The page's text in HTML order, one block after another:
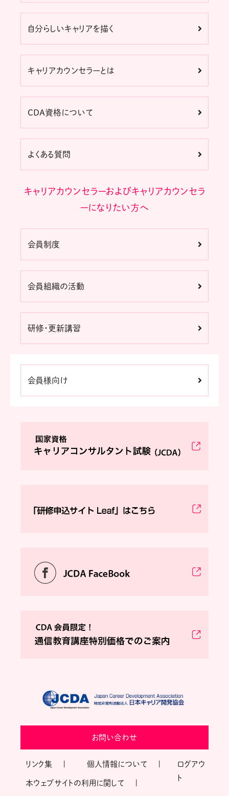
自分らしいキャリアを描く
キャリアカウンセラーとは
CDA資格について
よくある質問
キャリアカウンセラーおよびキャリアカウンセラ
ーになりたい方へ
会員制度
会員組織の活動
研修・更新講習
会員様向け
お問い合わせ
リンク集 個人情報について
本ウェブサイトの利用に関して
ログアウ
ト